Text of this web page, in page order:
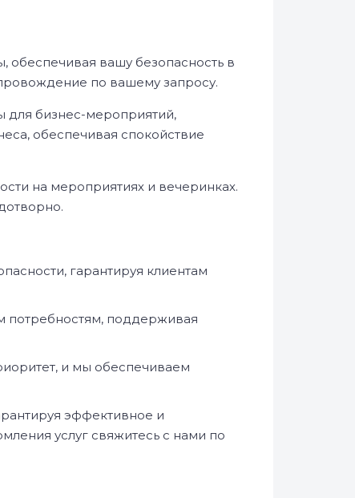
вашу безопасность в
по вашему запросу.
для бизнес-мероприятий,
обеспечивая спокойствие
на мероприятиях и вечеринках.
гарантируя клиентам
потребностям, поддерживая
и мы обеспечиваем
эффективное и
услуг свяжитесь с нами по